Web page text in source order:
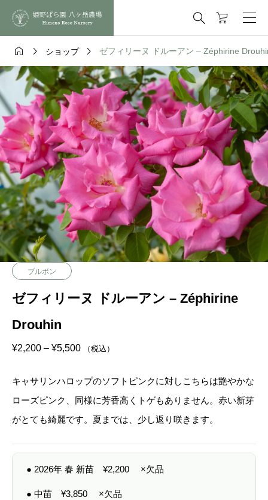

  ショップ  ゼフィリーヌ ドルーアン – Zéphirine
ブルボン
ゼフィリーヌ ドルーアン – Zéphirine
Drouhin
¥2,200 – ¥5,500価
¥
2
,
0
–
¥
,
0
（税込）
キャサリンハロップのソフトピンクに対しこちらは艶やかな
ローズピンク、同様に芳香高くトゲもありません。赤い新芽
がとても綺麗です。夏までは、少し返り咲きます。
● 2026年 春 新苗 ¥2,200 ×欠品
● 中苗 ¥3,850 ×欠品